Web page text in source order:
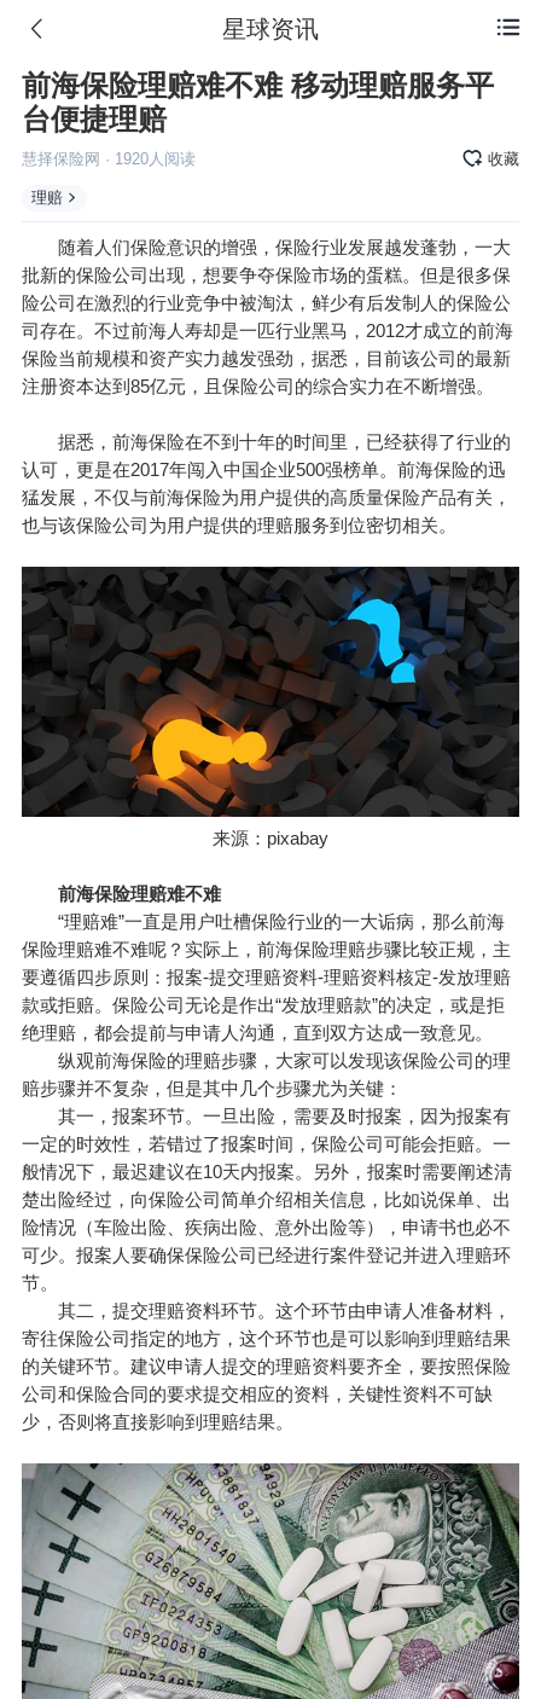
 星球资讯
前海保险理赔难不难 移动理赔服务平
台便捷理赔
慧择保险网 · 1920人阅读 收藏
理赔
随着人们保险意识的增强，保险行业发展越发蓬勃，一大
批新的保险公司出现，想要争夺保险市场的蛋糕。但是很多保
险公司在激烈的行业竞争中被淘汰，鲜少有后发制人的保险公
司存在。不过前海人寿却是一匹行业黑马，2012才成立的前海
保险当前规模和资产实力越发强劲，据悉，目前该公司的最新
注册资本达到85亿元，且保险公司的综合实力在不断增强。
据悉，前海保险在不到十年的时间里，已经获得了行业的
认可，更是在2017年闯入中国企业500强榜单。前海保险的迅
猛发展，不仅与前海保险为用户提供的高质量保险产品有关，
也与该保险公司为用户提供的理赔服务到位密切相关。
来源：pixabay
前海保险理赔难不难
“理赔难”一直是用户吐槽保险行业的一大诟病，那么前海
保险理赔难不难呢？实际上，前海保险理赔步骤比较正规，主
要遵循四步原则：报案-提交理赔资料-理赔资料核定-发放理赔
款或拒赔。保险公司无论是作出“发放理赔款”的决定，或是拒
绝理赔，都会提前与申请人沟通，直到双方达成一致意见。
纵观前海保险的理赔步骤，大家可以发现该保险公司的理
赔步骤并不复杂，但是其中几个步骤尤为关键：
其一，报案环节。一旦出险，需要及时报案，因为报案有
一定的时效性，若错过了报案时间，保险公司可能会拒赔。一
般情况下，最迟建议在10天内报案。另外，报案时需要阐述清
楚出险经过，向保险公司简单介绍相关信息，比如说保单、出
险情况（车险出险、疾病出险、意外出险等），申请书也必不
可少。报案人要确保保险公司已经进行案件登记并进入理赔环
节。
其二，提交理赔资料环节。这个环节由申请人准备材料，
寄往保险公司指定的地方，这个环节也是可以影响到理赔结果
的关键环节。建议申请人提交的理赔资料要齐全，要按照保险
公司和保险合同的要求提交相应的资料，关键性资料不可缺
少，否则将直接影响到理赔结果。